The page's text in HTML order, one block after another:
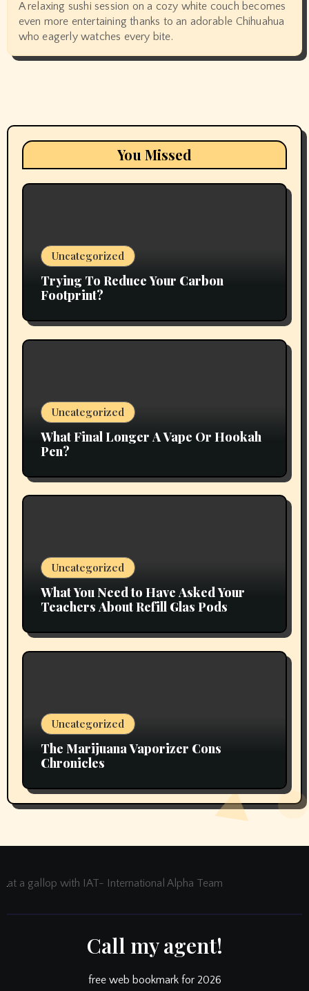
A relaxing sushi session on a cozy white couch becomes
even more entertaining thanks to an adorable Chihuahua
who eagerly watches every bite.
You Missed
Uncategorized
Trying To Reduce Your Carbon
Footprint?
Uncategorized
What Final Longer A Vape Or Hookah
Pen?
Uncategorized
What You Need to Have Asked Your
Teachers About Refill Glas Pods
Uncategorized
The Marijuana Vaporizer Cons
Chronicles
at a gallop with IAT- International Alpha Team
Call my agent!
free web bookmark for 2026